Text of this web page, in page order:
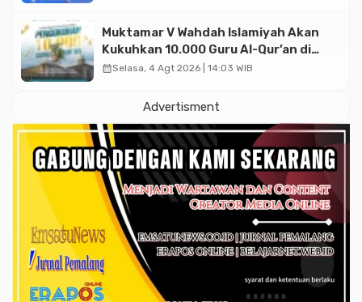
Muktamar V Wahdah Islamiyah Akan
Kukuhkan 10.000 Guru Al-Qur’an di
Masjid Istiqlal
calendar_monthSelasa, 4 Agt 2026 | 14:03 WIB
Advertisment